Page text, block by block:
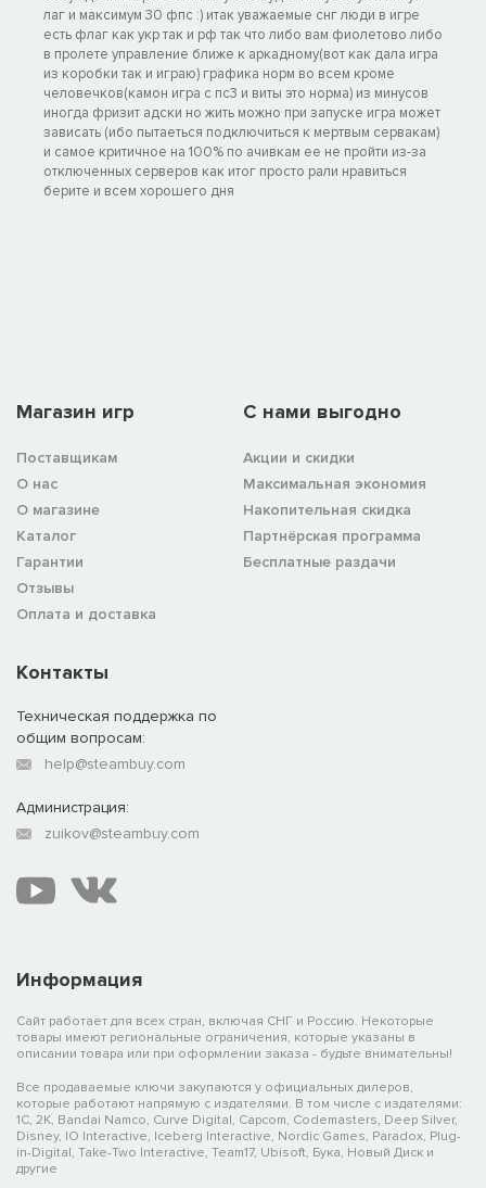
лаг и максимум 30 фпс :) итак уважаемые снг люди в игре
есть флаг как укр так и рф так что либо вам фиолетово либо
в пролете управление ближе к аркадному(вот как дала игра
из коробки так и играю) графика норм во всем кроме
человечков(камон игра с пс3 и виты это норма) из минусов
иногда фризит адски но жить можно при запуске игра может
зависать (ибо пытаеться подключиться к мертвым сервакам)
и самое критичное на 100% по ачивкам ее не пройти из-за
отключенных серверов как итог просто рали нравиться
берите и всем хорошего дня
Магазин игр
Поставщикам
О нас
О магазине
Каталог
Гарантии
Отзывы
Оплата и доставка
C нами выгодно
Акции и скидки
Максимальная экономия
Накопительная скидка
Партнёрская программа
Бесплатные раздачи
Информация
Сайт работает для всех стран, включая СНГ и Россию. Некоторые
товары имеют региональные ограничения, которые указаны в
описании товара или при оформлении заказа - будьте внимательны!
Все продаваемые ключи закупаются у официальных дилеров,
которые работают напрямую с издателями. В том числе с издателями:
1C, 2K, Bandai Namco, Curve Digital, Capcom, Codemasters, Deep Silver,
Disney, IO Interactive, Iceberg Interactive, Nordic Games, Paradox, Plug-
in-Digital, Take-Two Interactive, Team17, Ubisoft, Бука, Новый Диск и
другие
Контакты
Техническая поддержка по
общим вопросам:
help@steambuy.com
Администрация:
zuikov@steambuy.com